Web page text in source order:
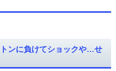
ンに負けてショックや…せ